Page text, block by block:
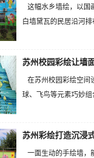
这幅水乡墙绘，以国
白墙黛瓦的民居沿河
苏州校园彩绘让墙
在苏州校园彩绘空间
球、飞鸟等元素巧妙
苏州彩绘打造沉浸
一面生动的手绘墙，